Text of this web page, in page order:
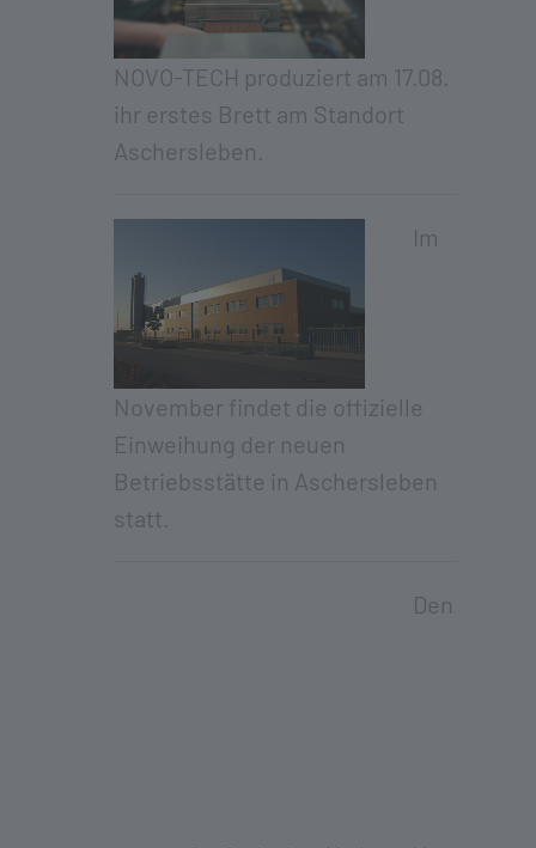
NOVO-TECH produziert am 17.08.
ihr erstes Brett am Standort
Aschersleben.
Im
November findet die offizielle
Einweihung der neuen
Betriebsstätte in Aschersleben
statt.
Den